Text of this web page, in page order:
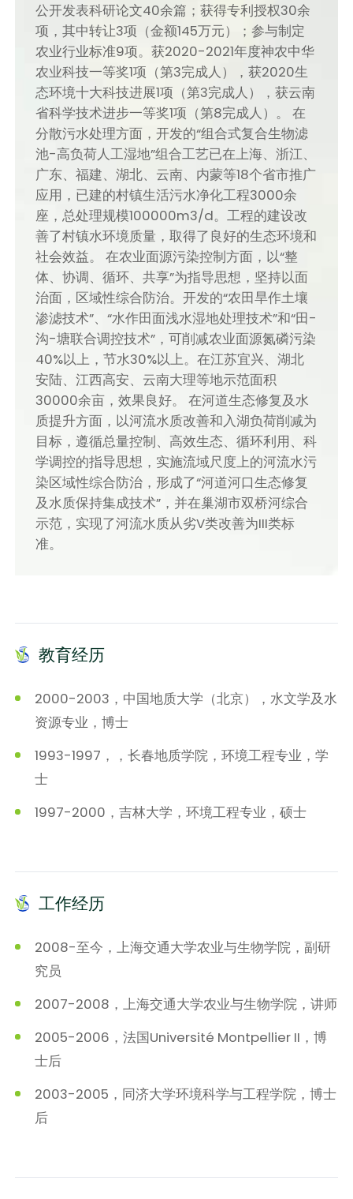
公开发表科研论文40余篇；获得专利授权30余
项，其中转让3项（金额145万元）；参与制定
农业行业标准9项。获2020-2021年度神农中华
农业科技一等奖1项（第3完成人），获2020生
态环境十大科技进展1项（第3完成人），获云南
省科学技术进步一等奖1项（第8完成人）。 在
分散污水处理方面，开发的“组合式复合生物滤
池-高负荷人工湿地”组合工艺已在上海、浙江、
广东、福建、湖北、云南、内蒙等18个省市推广
应用，已建的村镇生活污水净化工程3000余
座，总处理规模100000m3/d。工程的建设改
善了村镇水环境质量，取得了良好的生态环境和
社会效益。 在农业面源污染控制方面，以“整
体、协调、循环、共享”为指导思想，坚持以面
治面，区域性综合防治。开发的“农田旱作土壤
渗滤技术”、“水作田面浅水湿地处理技术”和“田-
沟-塘联合调控技术”，可削减农业面源氮磷污染
40%以上，节水30%以上。在江苏宜兴、湖北
安陆、江西高安、云南大理等地示范面积
30000余亩，效果良好。 在河道生态修复及水
质提升方面，以河流水质改善和入湖负荷削减为
目标，遵循总量控制、高效生态、循环利用、科
学调控的指导思想，实施流域尺度上的河流水污
染区域性综合防治，形成了“河道河口生态修复
及水质保持集成技术”，并在巢湖市双桥河综合
示范，实现了河流水质从劣V类改善为III类标
准。
教育经历
2000-2003，中国地质大学（北京），水文学及水
资源专业，博士
1993-1997，，长春地质学院，环境工程专业，学
士
1997-2000，吉林大学，环境工程专业，硕士
工作经历
2008-至今，上海交通大学农业与生物学院，副研
究员
2007-2008，上海交通大学农业与生物学院，讲师
2005-2006，法国Université Montpellier II，博
士后
2003-2005，同济大学环境科学与工程学院，博士
后